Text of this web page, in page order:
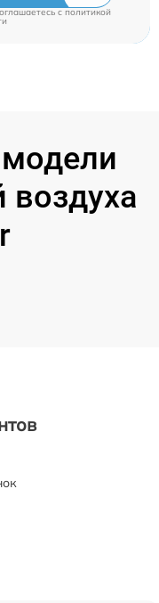
cполитикой
воздуха